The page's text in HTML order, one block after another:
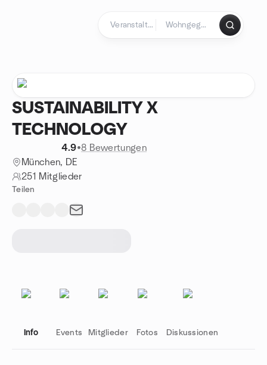
SUSTAINABILITY X
TECHNOLOGY
4.9•8 Bewertungen
München, DE
251 Mitglieder
Teilen
Info Events Mitglieder Fotos Diskussionen